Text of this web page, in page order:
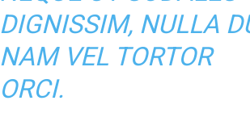
DIGNISSIM, NULLA
NAM VEL TORTOR
ORCI.